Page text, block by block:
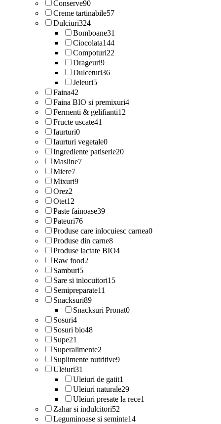
Conserve90
Creme tartinabile57
Dulciuri324
Bomboane31
Ciocolata144
Compoturi22
Drageuri9
Dulceturi36
Jeleuri5
Faina42
Faina BIO si premixuri4
Fermenti & gelifianti12
Fructe uscate41
Iaurturi0
Iaurturi vegetale0
Ingrediente patiserie20
Masline7
Miere7
Mixuri9
Orez2
Otet12
Paste fainoase39
Pateuri76
Produse care inlocuiesc carnea0
Produse din carne8
Produse lactate BIO4
Raw food2
Samburi5
Sare si inlocuitori15
Semipreparate11
Snacksuri89
Snacksuri Pronat0
Sosuri4
Sosuri bio48
Supe21
Superalimente2
Suplimente nutritive9
Uleiuri31
Uleiuri de gatit1
Uleiuri naturale29
Uleiuri presate la rece1
Zahar si indulcitori52
Leguminoase si seminte14